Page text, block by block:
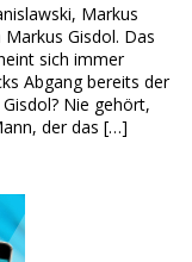
Markus
Gisdol. Das
sich immer
Abgang bereits der
Nie gehört,
der das […]